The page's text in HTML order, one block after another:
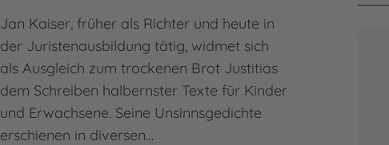
Jan Kaiser, früher als Richter und heute in
der Juristenausbildung tätig, widmet sich
als Ausgleich zum trockenen Brot Justitias
dem Schreiben halbernster Texte für Kinder
und Erwachsene. Seine Unsinnsgedichte
erschienen in diversen…